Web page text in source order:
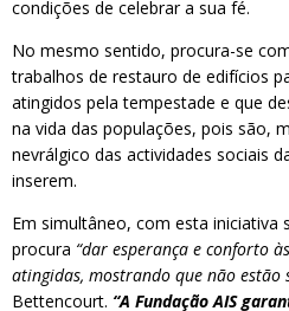
condições de celebrar a sua fé.
No mesmo sentido, procura-se
trabalhos de restauro de edifícios
atingidos pela tempestade e que
na vida das populações, pois são,
nevrálgico das actividades sociais
inserem.
Em simultâneo, com esta iniciativa
procura “dar esperança e conforto
atingidas, mostrando que não estão
Bettencourt. “A Fundação AIS